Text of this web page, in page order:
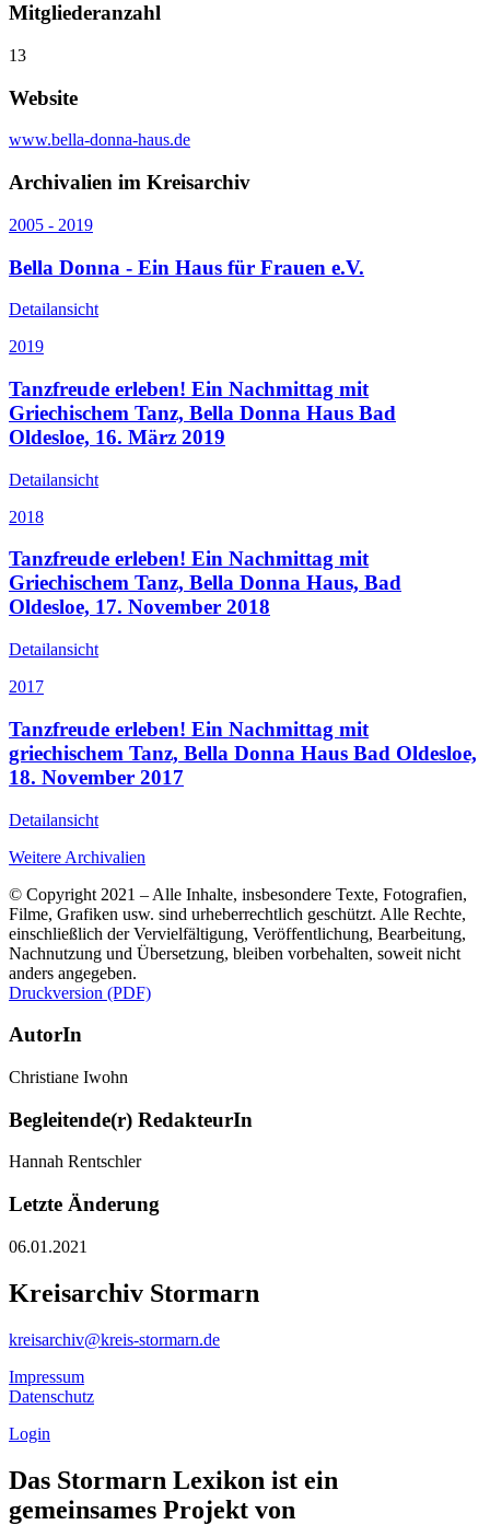
Mitgliederanzahl
13
Website
www.bella-donna-haus.de
Archivalien im Kreisarchiv
2005 - 2019
Bella Donna - Ein Haus für Frauen e.V.
Detailansicht
2019
Tanzfreude erleben! Ein Nachmittag mit
Griechischem Tanz, Bella Donna Haus Bad
Oldesloe, 16. März 2019
Detailansicht
2018
Tanzfreude erleben! Ein Nachmittag mit
Griechischem Tanz, Bella Donna Haus, Bad
Oldesloe, 17. November 2018
Detailansicht
2017
Tanzfreude erleben! Ein Nachmittag mit
griechischem Tanz, Bella Donna Haus Bad Oldesloe,
18. November 2017
Detailansicht
Weitere Archivalien
© Copyright 2021 – Alle Inhalte, insbesondere Texte, Fotografien,
Filme, Grafiken usw. sind urheberrechtlich geschützt. Alle Rechte,
einschließlich der Vervielfältigung, Veröffentlichung, Bearbeitung,
Nachnutzung und Übersetzung, bleiben vorbehalten, soweit nicht
anders angegeben.
Druckversion (PDF)
AutorIn
Christiane Iwohn
Begleitende(r) RedakteurIn
Hannah Rentschler
Letzte Änderung
06.01.2021
Kreisarchiv Stormarn
kreisarchiv@kreis-stormarn.de
Impressum
Datenschutz
Login
Das Stormarn Lexikon ist ein
gemeinsames Projekt von